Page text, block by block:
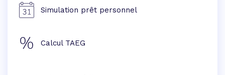
Simulation prêt personnel
Calcul TAEG